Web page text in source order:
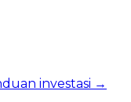
investasi →